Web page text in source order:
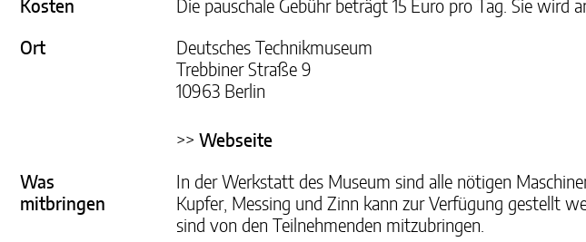
Kosten Die pauschale Gebühr beträgt 15 Euro pro Tag. Sie
Ort
Deutsches Technikmuseum
Trebbiner Straße 9
10963 Berlin
>> Webseite
Was
mitbringen
In der Werkstatt des Museum sind alle nötigen
Kupfer, Messing und Zinn kann zur Verfügung gestellt
sind von den Teilnehmenden mitzubringen.